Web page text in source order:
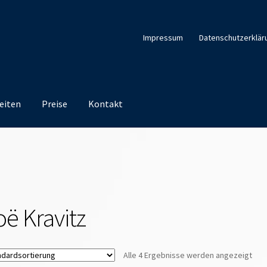
Impressum
Preise Kontakt
Kravitz
Alle 4 Ergebnisse werden angezeigt